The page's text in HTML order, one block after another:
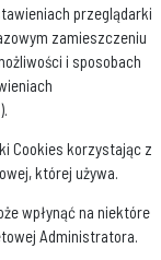
przeglądarki
zamieszczeniu
i sposobach
Cookies korzystając z
której używa.
wpłynąć na niektóre
Administratora.